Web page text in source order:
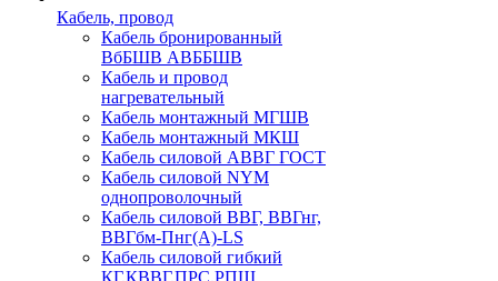
Кабель, провод
Кабель бронированный
ВбБШВ АВББШВ
Кабель и провод
нагревательный
Кабель монтажный МГШВ
Кабель монтажный МКШ
Кабель силовой АВВГ ГОСТ
Кабель силовой NYM
однопроволочный
Кабель силовой ВВГ, ВВГнг,
ВВГбм-Пнг(А)-LS
Кабель силовой гибкий